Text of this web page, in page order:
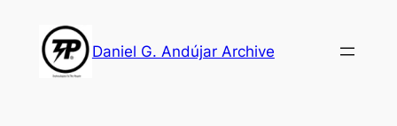
content
Daniel G. Andújar Archive